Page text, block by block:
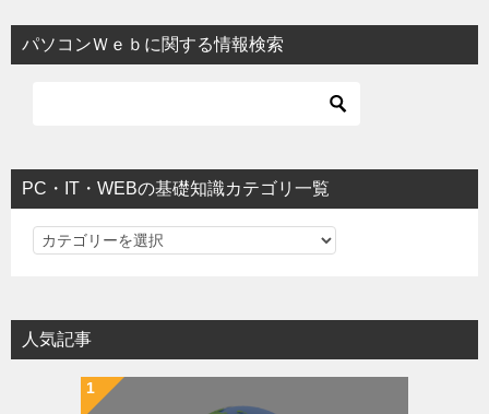
パソコンＷｅｂに関する情報検索
PC・IT・WEBの基礎知識カテゴリ一覧
PC・IT・WEBの基礎知識カテゴリ一覧
人気記事